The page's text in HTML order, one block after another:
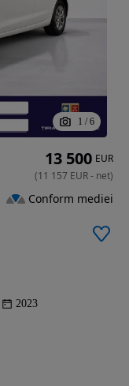
1 / 6
2023
13 500 EUR
(11 157 EUR- net)
Conform mediei